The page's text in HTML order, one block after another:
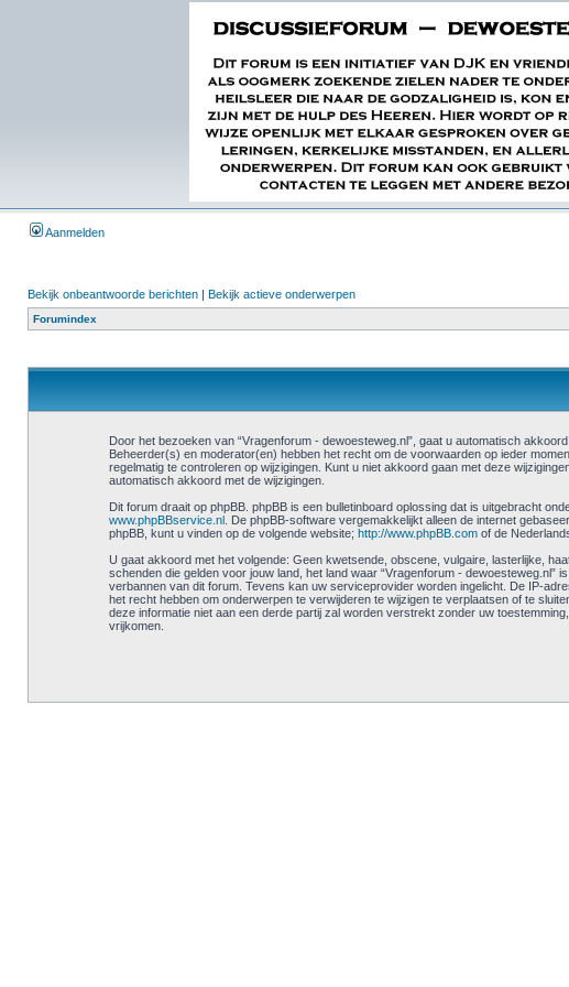
Aanmelden
Bekijk onbeantwoorde berichten | Bekijk actieve onderwerpen
Forumindex
Door het bezoeken van “Vragenforum - dewoesteweg.nl”, gaat u automatisch
Beheerder(s) en moderator(en) hebben het recht om de voorwaarden op ieder
regelmatig te controleren op wijzigingen. Kunt u niet akkoord gaan met deze
automatisch akkoord met de wijzigingen.
Dit forum draait op phpBB. phpBB is een bulletinboard oplossing dat is uitgebracht
www.phpBBservice.nl. De phpBB-software vergemakkelijkt alleen de internet
phpBB, kunt u vinden op de volgende website; http://www.phpBB.comof de
U gaat akkoord met het volgende: Geen kwetsende, obscene, vulgaire, lasterlijke,
schenden die gelden voor jouw land, het land waar “Vragenforum -
verbannen van dit forum. Tevens kan uw serviceprovider worden ingelicht. De IP-
het recht hebben om onderwerpen te verwijderen te wijzigen te verplaatsen of te
deze informatie niet aan een derde partij zal worden verstrekt zonder uw
vrijkomen.